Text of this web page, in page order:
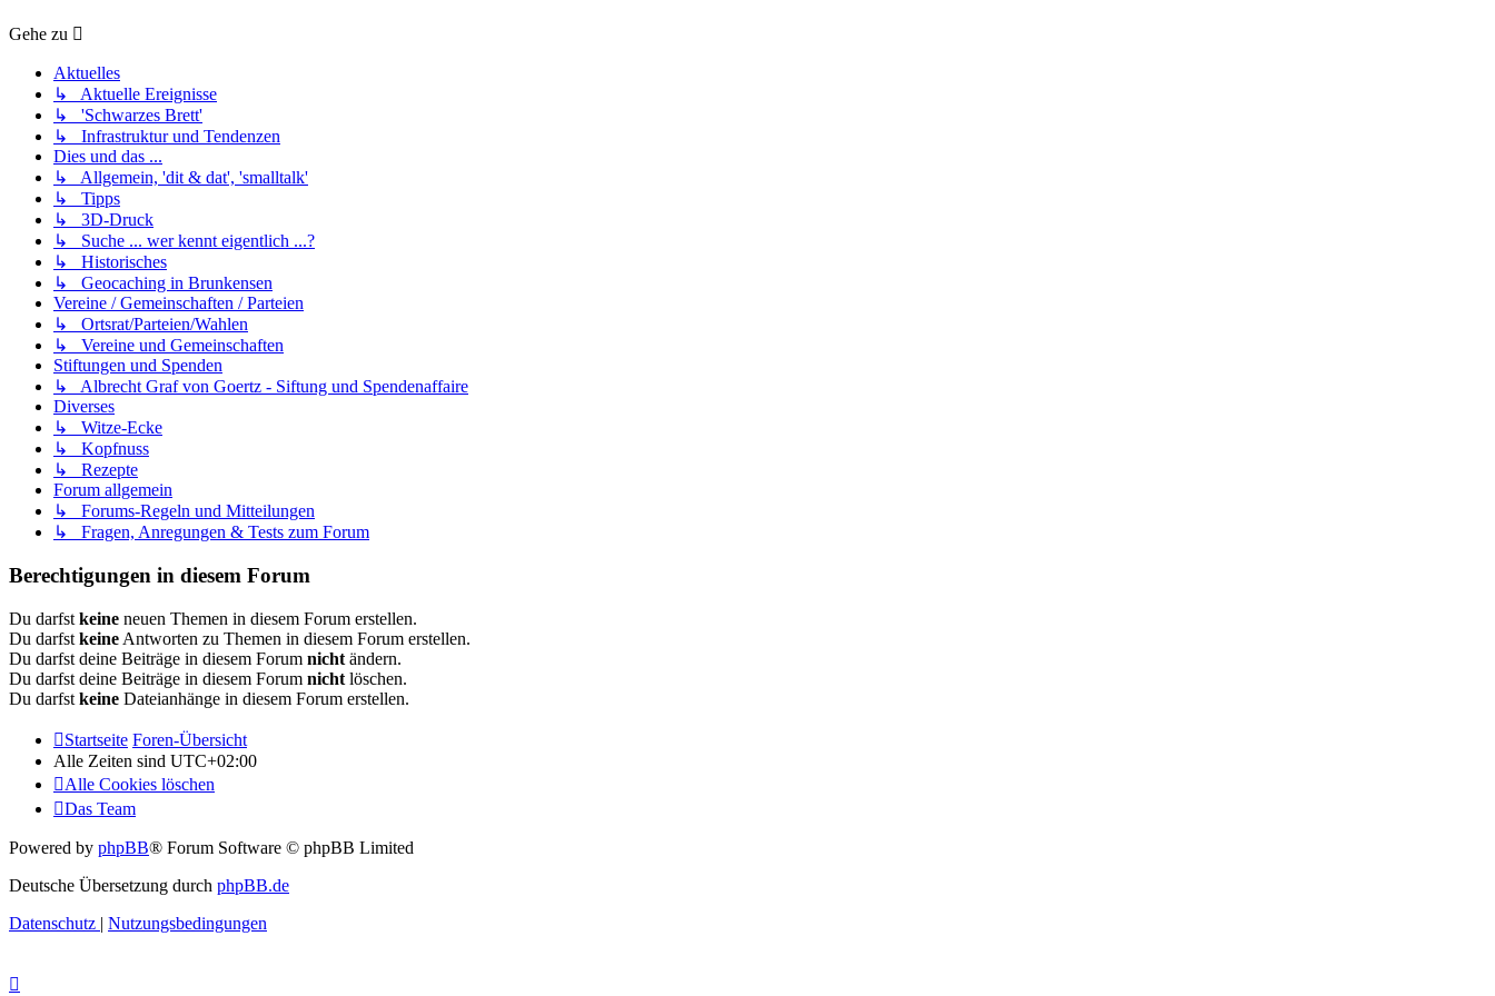
Gehe zu
Aktuelles
↳ Aktuelle Ereignisse
↳ 'Schwarzes Brett'
↳ Infrastruktur und Tendenzen
Dies und das ...
↳ Allgemein, 'dit & dat', 'smalltalk'
↳ Tipps
↳ 3D-Druck
↳ Suche ... wer kennt eigentlich ...?
↳ Historisches
↳ Geocaching in Brunkensen
Vereine / Gemeinschaften / Parteien
↳ Ortsrat/Parteien/Wahlen
↳ Vereine und Gemeinschaften
Stiftungen und Spenden
↳ Albrecht Graf von Goertz - Siftung und Spendenaffaire
Diverses
↳ Witze-Ecke
↳ Kopfnuss
↳ Rezepte
Forum allgemein
↳ Forums-Regeln und Mitteilungen
↳ Fragen, Anregungen & Tests zum Forum
Berechtigungen in diesem Forum
Du darfst keine neuen Themen in diesem Forum erstellen.
Du darfst keine Antworten zu Themen in diesem Forum erstellen.
Du darfst deine Beiträge in diesem Forum nicht ändern.
Du darfst deine Beiträge in diesem Forum nicht löschen.
Du darfst keine Dateianhänge in diesem Forum erstellen.
Startseite Foren-Übersicht
Alle Zeiten sind UTC+02:00
Alle Cookies löschen
Das Team
Powered by phpBB® Forum Software © phpBB Limited
Deutsche Übersetzung durch phpBB.de
Datenschutz | Nutzungsbedingungen